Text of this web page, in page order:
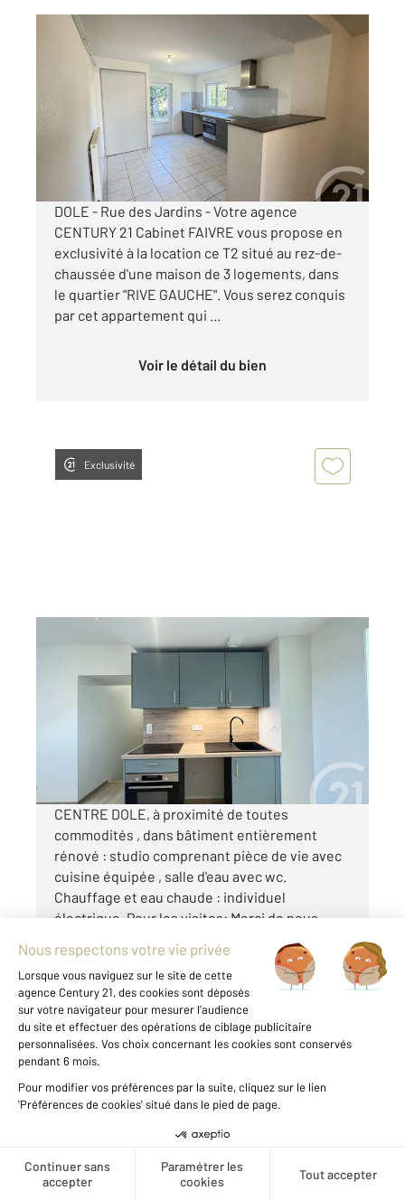
Créer une alerte
DOLE 39
43,85 m
, 2 pièces
Ref : 13560
Appartement F2 à louer
510 €
par mois charges comprises
DOLE - Rue des Jardins - Votre agence
CENTURY 21 Cabinet FAIVRE vous propose en
exclusivité à la location ce T2 situé au rez-de-
chaussée d'une maison de 3 logements, dans
le quartier "RIVE GAUCHE". Vous serez conquis
par cet appartement qui ...
Voir le détail du bien
Exclusivité
Ref : 13527
Appartement F1 à louer
395 €
par mois charges comprises
CENTRE DOLE, à proximité de toutes
commodités , dans bâtiment entièrement
rénové : studio comprenant pièce de vie avec
cuisine équipée , salle d'eau avec wc.
Chauffage et eau chaude : individuel
électrique. Pour les visites: Merci de nous
Voir le détail du bien
Exclusivité